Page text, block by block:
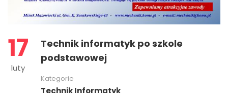
17
luty
Technik informatyk po szkole
podstawowej
Kategorie
Technik Informatyk